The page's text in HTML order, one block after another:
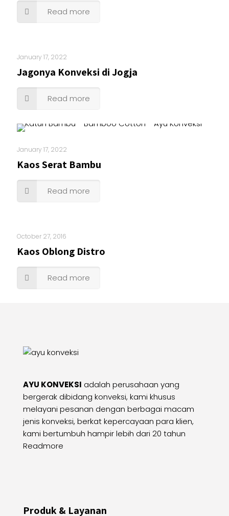
Read more
January 17, 2022
Jagonya Konveksi di Jogja
Read more
January 17, 2022
Kaos Serat Bambu
Read more
October 27, 2016
Kaos Oblong Distro
Read more
AYU KONVEKSI adalah perusahaan yang
bergerak dibidang konveksi, kami khusus
melayani pesanan dengan berbagai macam
jenis konveksi, berkat kepercayaan para klien,
kami bertumbuh hampir lebih dari 20 tahun
Readmore
Produk & Layanan